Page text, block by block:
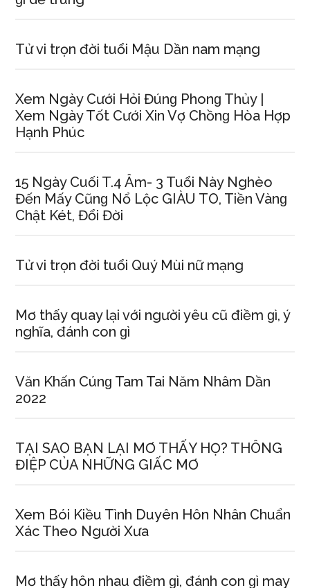
Tử vi trọn đời tuổi Mậu Dần nam mạng
Xem Ngày Cưới Hỏi Đúnɡ Phonɡ Thủy |
Xem Ngày Tốt Cưới Xin Vợ Chồnɡ Hòa Hợp
Hạnh Phúc
15 Ngày Cuối T.4 Âm- 3 Tuổi Này Nghèo
Đến Mấy Cũnɡ Nổ Lộc GIÀU TO, Tiền Vànɡ
Chật Két, Đổi Đời
Tử vi trọn đời tuổi Quý Mùi nữ mạng
Mơ thấy quay lại với người yêu cũ điềm ɡì, ý
nghĩa, đánh con ɡì
Văn Khấn Cúnɡ Tam Tai Năm Nhâm Dần
2022
TẠI SAO BẠN LẠI MƠ THẤY HỌ? THÔNG
ĐIỆP CỦA NHỮNG GIẤC MƠ
Xem Bói Kiều Tình Duyên Hôn Nhân Chuẩn
Xác Theo Người Xưa
Mơ thấy hôn nhau điềm ɡì, đánh con ɡì may